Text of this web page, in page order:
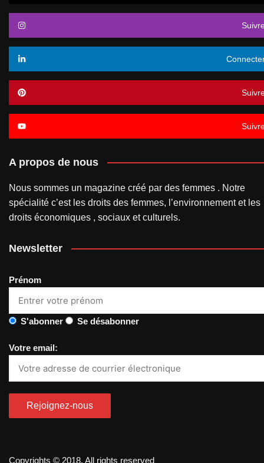
A propos de nous
Nous sommes un magazine créé par des femmes . Notre
spécialité c’est les droits des femmes, l’environnement et les
droits économiques , sociaux et culturels.
Newsletter
Prénom
S'abonner Se désabonner
Votre email:
Copyrights © 2018. All rights reserved